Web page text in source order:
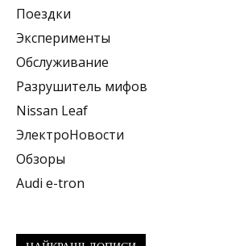
Поездки
Эксперименты
Обслуживание
Разрушитель мифов
Nissan Leaf
ЭлектроНовости
Обзоры
Audi e-tron